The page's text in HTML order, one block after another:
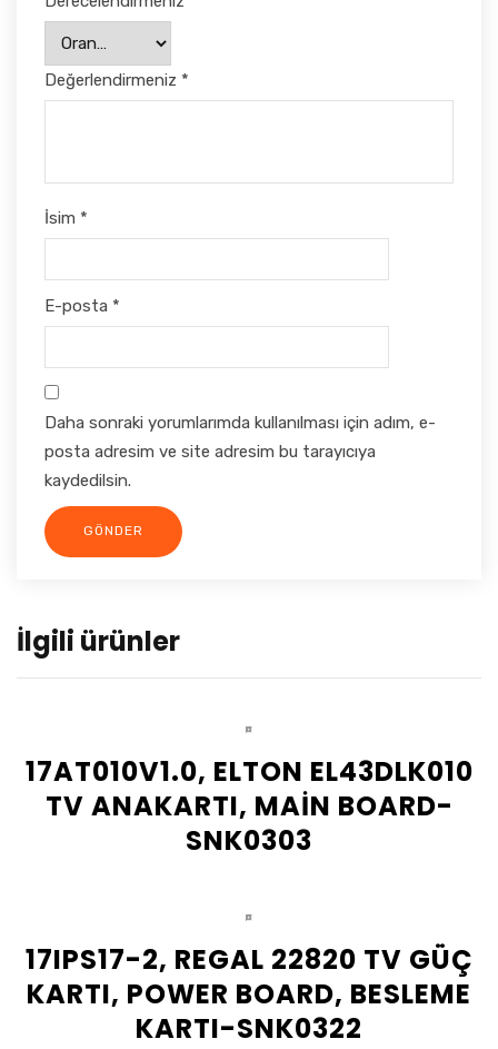
Değerlendirmeniz *
İsim *
E-posta *
Daha sonraki yorumlarımda kullanılması için adım, e-
posta adresim ve site adresim bu tarayıcıya
kaydedilsin.
İlgili ürünler
17AT010V1.0, ELTON EL43DLK010
TV ANAKARTI, MAİN BOARD-
SNK0303
17IPS17-2, REGAL 22820 TV GÜÇ
KARTI, POWER BOARD, BESLEME
KARTI-SNK0322